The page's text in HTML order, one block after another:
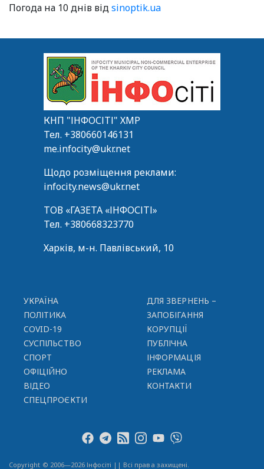
Погода на 10 днів відsinoptik.ua
КНП "ІНФОСІТІ" ХМР
Тел. +380660146131
me.infocity@ukr.net
Щодо розміщення реклами:
infocity.news@ukr.net
ТОВ «ГАЗЕТА «ІНФОСІТІ»
Тел. +380668323770
Харків, м-н. Павлівський, 10
УКРАЇНА
ПОЛІТИКА
COVID-19
СУСПІЛЬСТВО
СПОРТ
ОФІЦІЙНО
ВІДЕО
СПЕЦПРОЄКТИ
ДЛЯ ЗВЕРНЕНЬ –
ЗАПОБІГАННЯ
КОРУПЦІЇ
ПУБЛІЧНА
ІНФОРМАЦІЯ
РЕКЛАМА
КОНТАКТИ
Copyright © 2006—2026 Інфосіті || Всі права захищені.